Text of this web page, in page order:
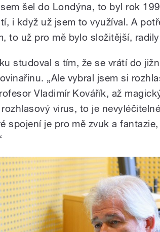
šel do Londýna, to byl rok
i když už jsem to využíval. A
to už pro mě bylo složitější,
studoval s tím, že se vrátí do
„Ale vybral jsem si
Vladimír Kovářík, až
virus, to je
spojení je pro mě zvuk a